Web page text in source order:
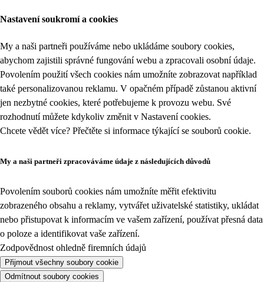
Nastavení soukromí a cookies
My a naši partneři používáme nebo ukládáme soubory cookies,
abychom zajistili správné fungování webu a zpracovali osobní údaje.
Povolením použití všech cookies nám umožníte zobrazovat například
také personalizovanou reklamu. V opačném případě zůstanou aktivní
jen nezbytné cookies, které potřebujeme k provozu webu. Své
rozhodnutí můžete kdykoliv změnit v Nastavení cookies.
Chcete vědět více? Přečtěte si informace týkající se souborů cookie.
My a naši partneři zpracováváme údaje z následujících důvodů
Povolením souborů cookies nám umožníte měřit efektivitu
zobrazeného obsahu a reklamy, vytvářet uživatelské statistiky, ukládat
nebo přistupovat k informacím ve vašem zařízení, používat přesná data
o poloze a identifikovat vaše zařízení.
Zodpovědnost ohledně firemních údajů
Přijmout všechny soubory cookie
Odmítnout soubory cookies